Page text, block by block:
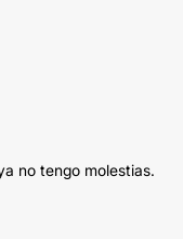
no tengo molestias.